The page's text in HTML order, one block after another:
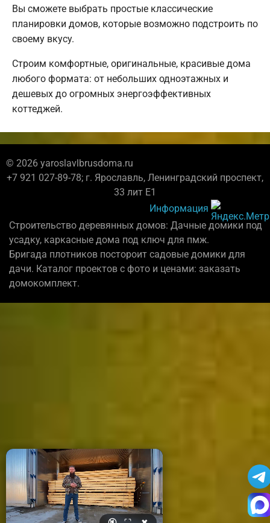
Вы сможете выбрать простые классические
планировки домов, которые возможно подстроить по
своему вкусу.
Строим комфортные, оригинальные, красивые дома
любого формата: от небольших одноэтажных и
дешевых до огромных энергоэффективных
коттеджей.
© 2026 yaroslavlbrusdoma.ru
+7 921 027-89-78; г. Ярославль, Ленинградский проспект,
33 лит Е1
Информация
Строительство деревянных домов: Дачные домики под
усадку, каркасные дома под ключ для пмж.
Бригада плотников постороит садовые домики для
дачи. Каталог проектов с фото и ценами: заказать
домокомплект.